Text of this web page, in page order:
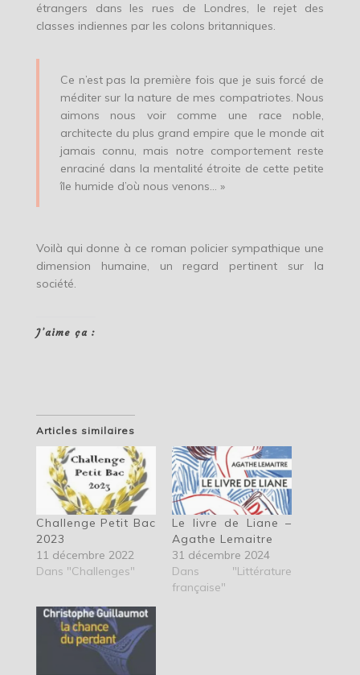
étrangers dans les rues de Londres, le rejet des
classes indiennes par les colons britanniques.
Ce n’est pas la première fois que je suis forcé de
méditer sur la nature de mes compatriotes. Nous
aimons nous voir comme une race noble,
architecte du plus grand empire que le monde ait
jamais connu, mais notre comportement reste
enraciné dans la mentalité étroite de cette petite
île humide d’où nous venons… »
Voilà qui donne à ce roman policier sympathique une
dimension humaine, un regard pertinent sur la
société.
J’aime ça :
Articles similaires
Challenge Petit Bac
2023
11 décembre 2022
Dans "Challenges"
Le livre de Liane –
Agathe Lemaitre
31 décembre 2024
Dans "Littérature
française"